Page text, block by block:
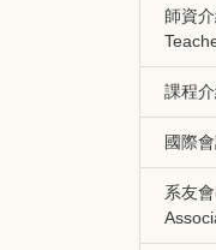
師資
課程
國際
系友